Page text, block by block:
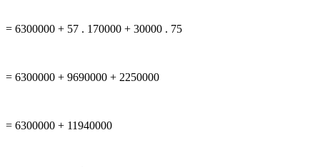
= 6300000 + 57 . 170000 + 30000 . 75
= 6300000 + 9690000 + 2250000
= 6300000 + 11940000